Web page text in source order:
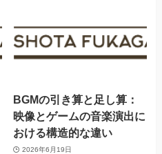
BGMの引き算と足し算：
映像とゲームの音楽演出に
おける構造的な違い
2026年6月19日